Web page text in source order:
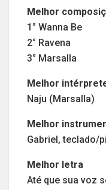
Melhor
1° Wanna Be
2° Ravena
3° Marsalla
Melhor
Naju (Marsalla)
Melhor
Gabriel, teclado/
Melhor letra
Até que sua voz